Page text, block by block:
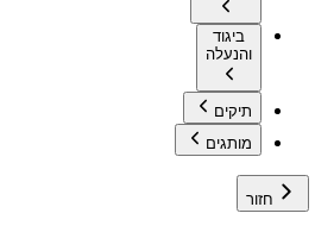
ביגוד
והנעלה
תיקים
מותגים
חזור